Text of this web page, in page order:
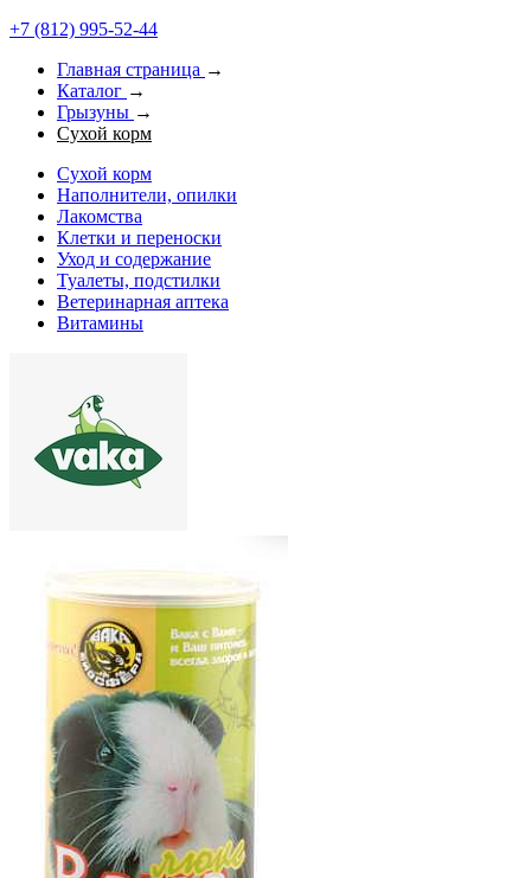
+7 (812) 995-52-44
Главная страница →
Каталог →
Грызуны →
Сухой корм
Сухой корм
Наполнители, опилки
Лакомства
Клетки и переноски
Уход и содержание
Туалеты, подстилки
Ветеринарная аптека
Витамины